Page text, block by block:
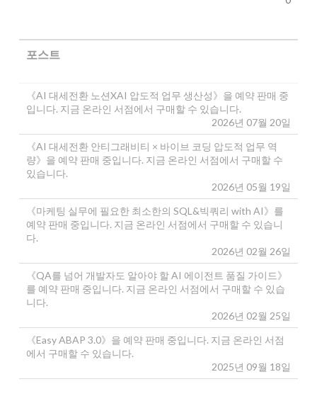
포스트
《AI 대세전환 노션XAI 압도적 업무 생산성》을 예약 판매 중
입니다. 지금 온라인 서점에서 구매할 수 있습니다.
2026년 07월 20일
《AI 대세전환 안티그래비티 × 바이브 코딩 압도적 업무 역
량》을 예약 판매 중입니다. 지금 온라인 서점에서 구매할 수
있습니다.
2026년 05월 19일
《마케팅 실무에 필요한 최소한의 SQL&빅쿼리 with AI》를
예약 판매 중입니다. 지금 온라인 서점에서 구매할 수 있습니
다.
2026년 02월 26일
《QA를 넘어 개발자도 알아야 할 AI 에이전트 품질 가이드》
를 예약 판매 중입니다. 지금 온라인 서점에서 구매할 수 있습
니다.
2026년 02월 25일
《Easy ABAP 3.0》을 예약 판매 중입니다. 지금 온라인 서점
에서 구매할 수 있습니다.
2025년 09월 18일